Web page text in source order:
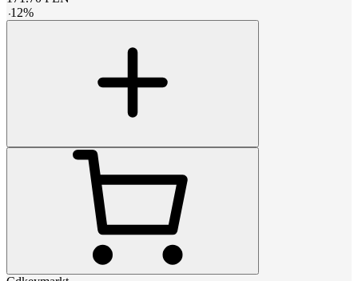
-12%